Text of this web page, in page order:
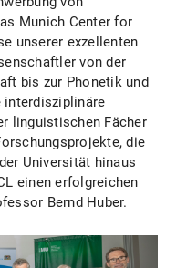
Munich Center for
unserer exzellenten
von der
bis zur Phonetik und
interdisziplinäre
linguistischen Fächer
die
Universität hinaus
einen erfolgreichen
Bernd Huber.